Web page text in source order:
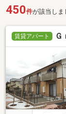
450件が該当しま
賃貸アパート